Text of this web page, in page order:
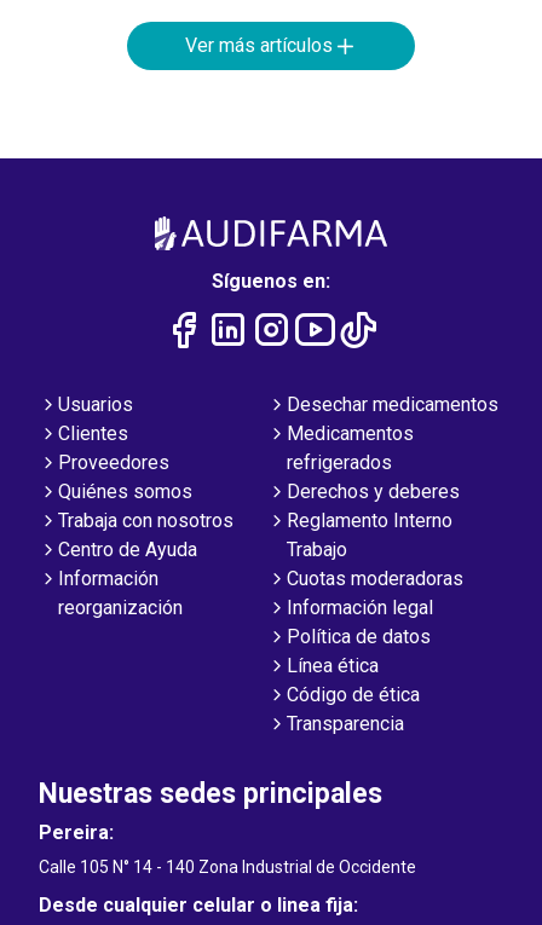
Ver más artículos
Síguenos en:
Usuarios
Clientes
Proveedores
Quiénes somos
Trabaja con nosotros
Centro de Ayuda
Información
reorganización
Desechar medicamentos
Medicamentos
refrigerados
Derechos y deberes
Reglamento Interno
Trabajo
Cuotas moderadoras
Información legal
Política de datos
Línea ética
Código de ética
Transparencia
Nuestras sedes principales
Pereira:
Calle 105 N° 14 - 140 Zona Industrial de Occidente
Desde cualquier celular o linea fija: